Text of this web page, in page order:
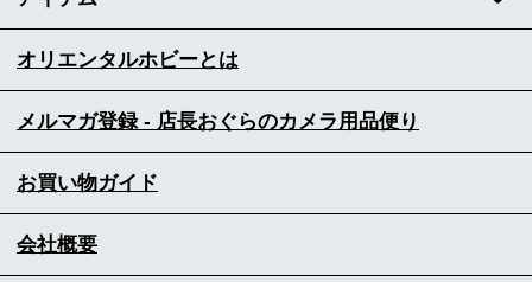
オリエンタルホビーとは
メルマガ登録 - 店長おぐらのカメラ用品便り
お買い物ガイド
会社概要